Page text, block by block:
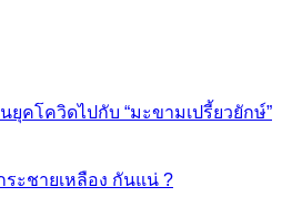
ยุคโควิดไปกับ “มะขามเปรี้ยวยักษ์”
ะชายเหลือง กันแน่ ?